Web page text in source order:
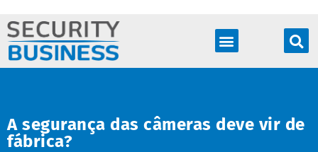
A segurança das câmeras deve vir de
fábrica?